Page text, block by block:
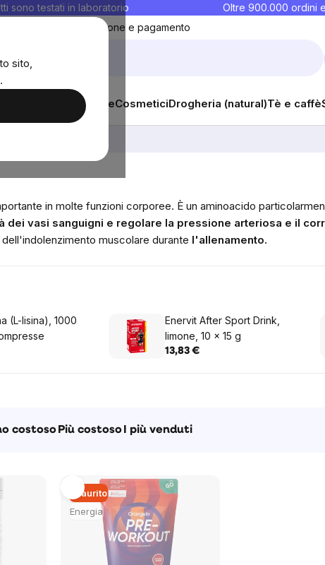
sito,
.
sono testati in laboratorio Oltre 900.000 ordini
Spedizione e pagamento
Integratori e vitamineCosmeticiDrogheria (natural)Tè e caffè
in molte funzioni corporee. È un aminoacido
dei vasi sanguigni e regolare la pressione arteriosa e il
muscolare durante l'allenamento.
(L-lisina), 1000
Enervit After Sport Drink,
limone, 10 x 15 g
13,83 €
costoso Più costoso I più venduti
Energia
Esaurito